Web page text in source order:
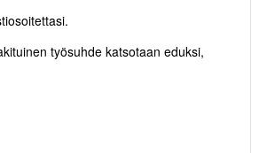
työsuhde katsotaan eduksi,